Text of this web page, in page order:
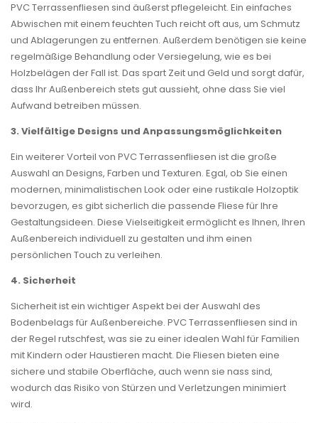
PVC Terrassenfliesen sind äußerst pflegeleicht. Ein einfaches
Abwischen mit einem feuchten Tuch reicht oft aus, um Schmutz
und Ablagerungen zu entfernen. Außerdem benötigen sie keine
regelmäßige Behandlung oder Versiegelung, wie es bei
Holzbelägen der Fall ist. Das spart Zeit und Geld und sorgt dafür,
dass Ihr Außenbereich stets gut aussieht, ohne dass Sie viel
Aufwand betreiben müssen.
3. Vielfältige Designs und Anpassungsmöglichkeiten
Ein weiterer Vorteil von PVC Terrassenfliesen ist die große
Auswahl an Designs, Farben und Texturen. Egal, ob Sie einen
modernen, minimalistischen Look oder eine rustikale Holzoptik
bevorzugen, es gibt sicherlich die passende Fliese für Ihre
Gestaltungsideen. Diese Vielseitigkeit ermöglicht es Ihnen, Ihren
Außenbereich individuell zu gestalten und ihm einen
persönlichen Touch zu verleihen.
4. Sicherheit
Sicherheit ist ein wichtiger Aspekt bei der Auswahl des
Bodenbelags für Außenbereiche. PVC Terrassenfliesen sind in
der Regel rutschfest, was sie zu einer idealen Wahl für Familien
mit Kindern oder Haustieren macht. Die Fliesen bieten eine
sichere und stabile Oberfläche, auch wenn sie nass sind,
wodurch das Risiko von Stürzen und Verletzungen minimiert
wird.